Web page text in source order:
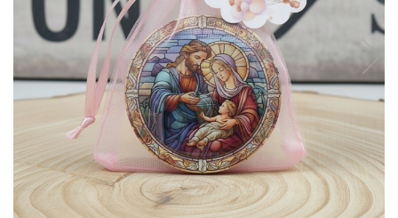
Meniuri & nr de BOTEZ
Plicuri si cartoane pentru INVITATII
TAVA pentru MOT
Cruciulite de BOTEZ
Invitatii BANCHET
Baloane & decoratiuni BOTEZ
Trusouri & Lumanari Botez
Pahare Miri & Nasi
Cocarde nunta
Inmormatare/pomana
Meniuri pentru NUNTA
Decoratiuni NUNTA